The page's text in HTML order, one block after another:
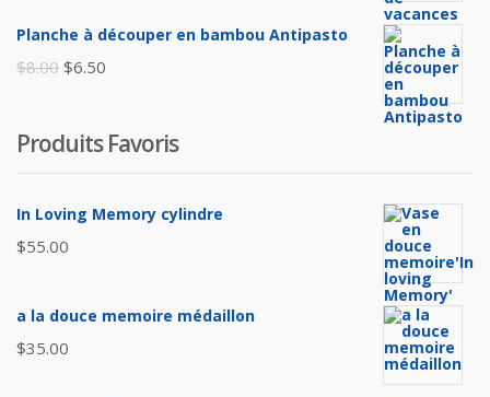
initial
Planche à découper en bambou Antipasto
$8.00 Le
était :
$6.50
est :
Produits Favoris
In Loving Memory cylindre
$55.00
a la douce memoire médaillon
$35.00